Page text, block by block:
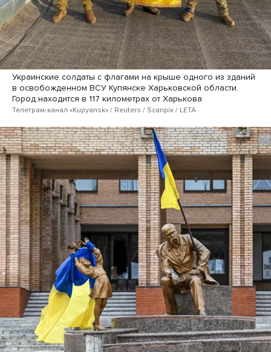
Украинские солдаты с флагами на крыше одного из зданий
в освобожденном ВСУ Купянске Харьковской области.
Город находится в 117 километрах от Харькова
Телеграм-канал «Kupyansk» / Reuters / Scanpix / LETA